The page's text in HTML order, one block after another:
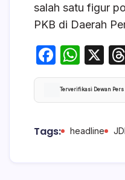
salah satu figur
PKB di Daerah
F
a
c
b
W
h
at
A
X
Terverifikasi Dewan Pers
Tags: headline